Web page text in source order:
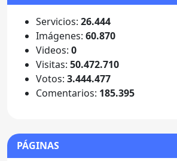
Servicios: 26.444
Imágenes: 60.870
Videos: 0
Visitas: 50.472.710
Votos: 3.444.477
Comentarios: 185.395
PÁGINAS